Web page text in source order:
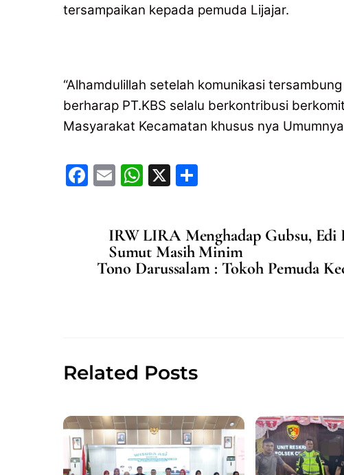
tersampaikan kepada pemuda Lijajar.
“Alhamdulillah setelah komunikasi
berharap PT.KBS selalu berkontribusi
Masyarakat Kecamatan khusus nya
F
b
E
l
W
s
A
X
e
IRW LIRA Menghadap Gubsu, Edi
Sumut Masih Minim
Tono Darussalam : Tokoh Pemuda
Related Posts